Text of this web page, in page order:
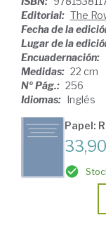
Editorial: The
Fecha de la
Lugar de la
Encuadernación:
Medidas: 22 cm
Nº Pág.: 256
Idiomas: Inglés
Papel: